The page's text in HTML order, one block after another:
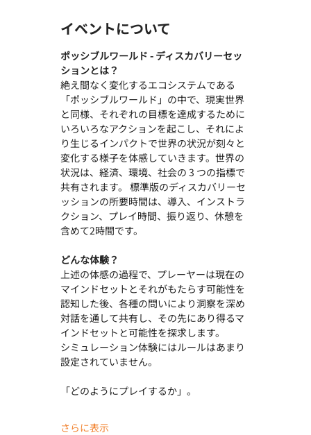
イベントについて
ポッシブルワールド - ディスカバリーセッ
ションとは？
絶え間なく変化するエコシステムである
「ポッシブルワールド」の中で、現実世界
と同様、それぞれの目標を達成するために
いろいろなアクションを起こし、それによ
り生じるインパクトで世界の状況が刻々と
変化する様子を体感していきます。世界の
状況は、経済、環境、社会の 3 つの指標で
共有されます。 標準版のディスカバリーセ
ッションの所要時間は、導入、インストラ
クション、プレイ時間、振り返り、休憩を
含めて2時間です。
どんな体験？
上述の体感の過程で、プレーヤーは現在の
マインドセットとそれがもたらす可能性を
認知した後、各種の問いにより洞察を深め
対話を通して共有し、その先にあり得るマ
インドセットと可能性を探求します。
シミュレーション体験にはルールはあまり
設定されていません。
「どのようにプレイするか」。
さらに表示